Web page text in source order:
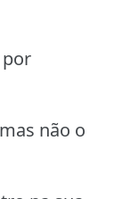
não o